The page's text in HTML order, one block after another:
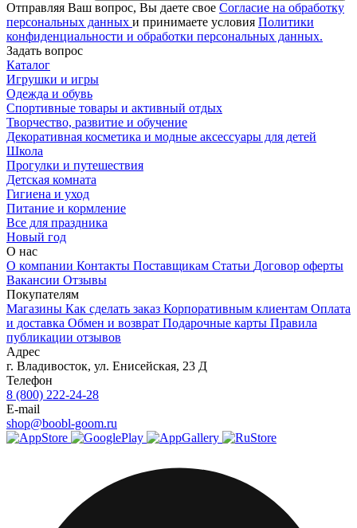
Отправляя Ваш вопрос, Вы даете свое Согласие на обработку
персональных данных и принимаете условия Политики
конфиденциальности и обработки персональных данных.
Задать вопрос
Каталог
Игрушки и игры
Одежда и обувь
Спортивные товары и активный отдых
Творчество, развитие и обучение
Декоративная косметика и модные аксессуары для детей
Школа
Прогулки и путешествия
Детская комната
Гигиена и уход
Питание и кормление
Все для праздника
Новый год
О нас
О компании Контакты Поставщикам Статьи Договор оферты
Вакансии Отзывы
Покупателям
Магазины Как сделать заказ Корпоративным клиентам Оплата
и доставка Обмен и возврат Подарочные карты Правила
публикации отзывов
Адрес
г. Владивосток, ул. Енисейская, 23 Д
Телефон
8 (800) 222-24-28
E-mail
shop@boobl-goom.ru